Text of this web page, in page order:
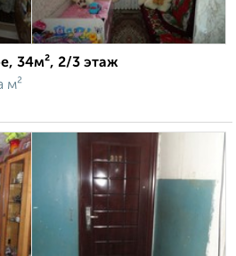
34м², 2/3 этаж
м²